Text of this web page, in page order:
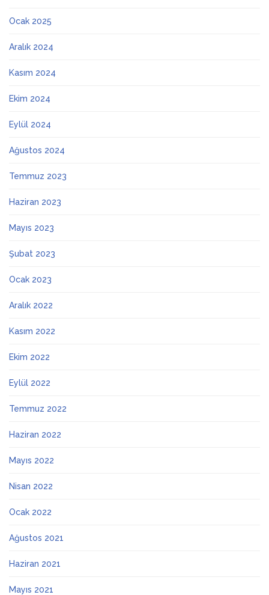
Ocak 2025
Aralık 2024
Kasım 2024
Ekim 2024
Eylül 2024
Ağustos 2024
Temmuz 2023
Haziran 2023
Mayıs 2023
Şubat 2023
Ocak 2023
Aralık 2022
Kasım 2022
Ekim 2022
Eylül 2022
Temmuz 2022
Haziran 2022
Mayıs 2022
Nisan 2022
Ocak 2022
Ağustos 2021
Haziran 2021
Mayıs 2021